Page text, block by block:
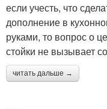
если учесть, что
дополнение в
руками, то вопрос о
стойки не вызывает
читать дальше →